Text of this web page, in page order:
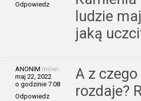
Odpowiedz
ludzie
jaką
ANONIM mówi:
maj 22, 2022
o godzinie 7:08
Odpowiedz
A z
rozdaje?